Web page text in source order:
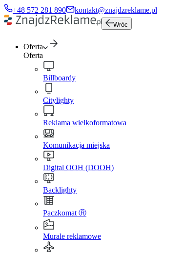
+48 572 281 890 kontakt@znajdzreklame.pl
Wróc
Oferta
Oferta
Billboardy
Citylighty
Reklama wielkoformatowa
Komunikacja miejska
Digital OOH (DOOH)
Backlighty
Paczkomat Ⓡ
Murale reklamowe